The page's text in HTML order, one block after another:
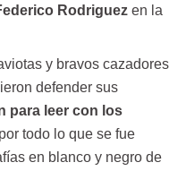
Rodriguezen la
y bravos cazadores
defender sus
para leer con los
todo lo que se fue
en blanco y negro de